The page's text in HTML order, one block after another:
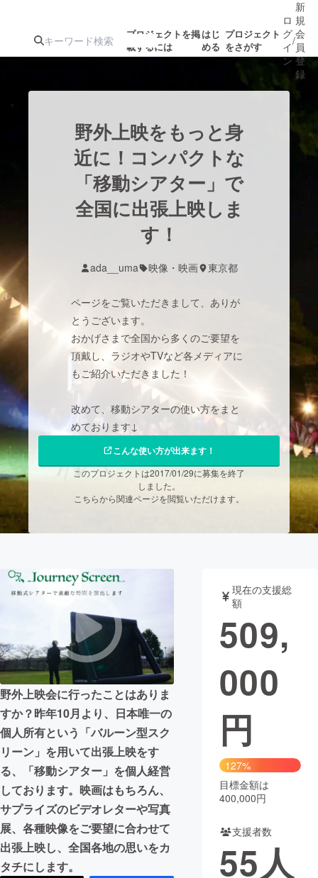
プロジェクトを掲
載するには
はじ
める
プロジェクト
をさがす
注目のリ
ターン
注目の新着プロ
ジェクト
募集終了が近いプ
ロジェクト
アート・写真
テクノロジー・ガジェット
映像・映画
ビジネス・起業
まちづくり・地域活性化
CAMPFIRE for Social Good
CAMPFIREふるさと納税machi-yaコミュニティ
ロ
グ
イ
ン
/
新
規
会
員
登
録
野外上映をもっと身
近に！コンパクトな
「移動シアター」で
全国に出張上映しま
す！
ada__uma 映像・映画 東京都
ページをご覧いただきまして、ありが
とうございます。
おかげさまで全国から多くのご要望を
頂戴し、ラジオやTVなど各メディアに
もご紹介いただきました！
改めて、移動シアターの使い方をまと
めております↓
こんな使い方が出来ます！
このプロジェクトは2017/01/29に募集を終了
しました。
こちらから関連ページを閲覧いただけます。
野外上映会に行ったことはありま
すか？昨年10月より、日本唯一の
個人所有という「バルーン型スク
リーン」を用いて出張上映をす
る、「移動シアター」を個人経営
しております。映画はもちろん、
サプライズのビデオレターや写真
展、各種映像をご要望に合わせて
出張上映し、全国各地の思いをカ
タチにします。
現在の支援総
額
509,
000
円
127%
目標金額は
400,000円
支援者数
55人